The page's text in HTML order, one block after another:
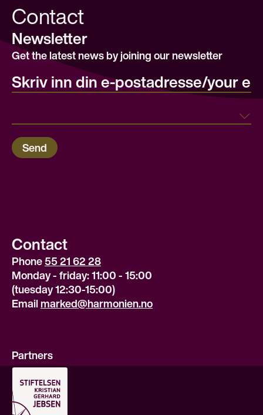
Contact
Newsletter
Get the latest news by joining our newsletter
E-post/email
Send
Contact
Phone 55 21 62 28
Monday - friday: 11:00 - 15:00
(tuesday 12:30-15:00)
Email marked@harmonien.no
Partners